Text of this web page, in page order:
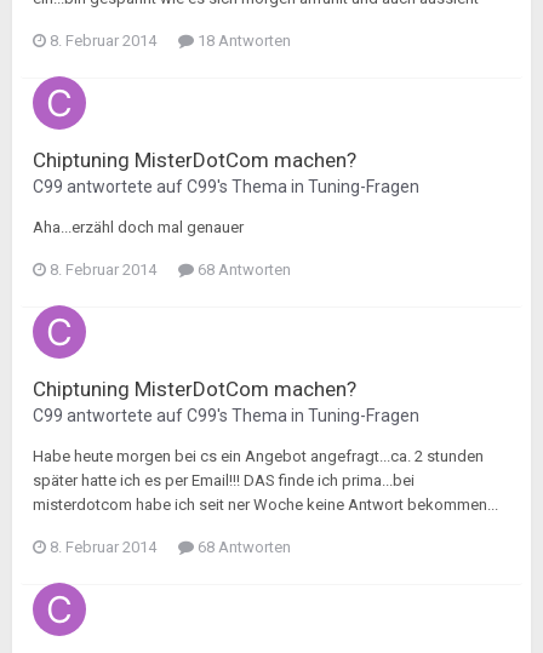
8. Februar 2014 18 Antworten
Chiptuning MisterDotCom machen?
C99 antwortete aufC99's Thema in Tuning-Fragen
Aha...erzähl doch mal genauer
8. Februar 2014 68 Antworten
Chiptuning MisterDotCom machen?
C99 antwortete aufC99's Thema in Tuning-Fragen
Habe heute morgen bei cs ein Angebot angefragt...ca. 2 stunden
später hatte ich es per Email!!! DAS finde ich prima...bei
misterdotcom habe ich seit ner Woche keine Antwort bekommen...
8. Februar 2014 68 Antworten